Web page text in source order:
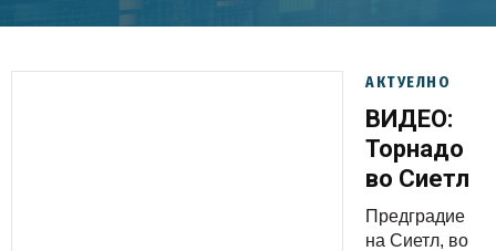
ЖИВОТ
АКТУЕЛНО
ВИДЕО:
Торнадо
во Сиетл
Предградие
на Сиетл, во